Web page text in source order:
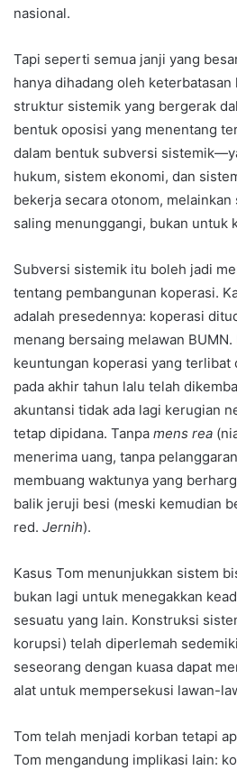
nasional.
Tapi seperti semua janji yang
hanya dihadang oleh
struktur sistemik yang bergerak
bentuk oposisi yang menentang
dalam bentuk subversi
hukum, sistem ekonomi, dan
bekerja secara otonom,
saling menunggangi, bukan untuk
Subversi sistemik itu boleh jadi
tentang pembangunan koperasi.
adalah presedennya: koperasi
menang bersaing melawan
keuntungan koperasi yang terlibat
pada akhir tahun lalu telah
akuntansi tidak ada lagi kerugian
tetap dipidana. Tanpa mens rea
menerima uang, tanpa
membuang waktunya yang
balik jeruji besi (meski kemudian
red. Jernih).
Kasus Tom menunjukkan sistem
bukan lagi untuk menegakkan
sesuatu yang lain. Konstruksi
korupsi) telah diperlemah
seseorang dengan kuasa dapat
alat untuk mempersekusi lawan-
Tom telah menjadi korban tetapi
Tom mengandung implikasi lain: